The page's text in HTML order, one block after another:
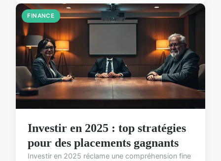
FINANCE
Investir en 2025 : top stratégies
pour des placements gagnants
Investir en 2025 réclame une compréhension fine